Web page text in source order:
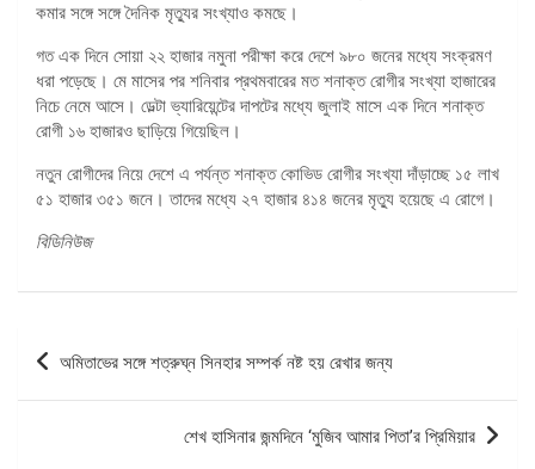
কমার সঙ্গে সঙ্গে দৈনিক মৃত্যুর সংখ্যাও কমছে।
গত এক দিনে সোয়া ২২ হাজার নমুনা পরীক্ষা করে দেশে ৯৮০ জনের মধ্যে সংক্রমণ
ধরা পড়েছে। মে মাসের পর শনিবার প্রথমবারের মত শনাক্ত রোগীর সংখ্যা হাজারের
নিচে নেমে আসে। ডেল্টা ভ্যারিয়েন্টের দাপটের মধ্যে জুলাই মাসে এক দিনে শনাক্ত
রোগী ১৬ হাজারও ছাড়িয়ে গিয়েছিল।
নতুন রোগীদের নিয়ে দেশে এ পর্যন্ত শনাক্ত কোভিড রোগীর সংখ্যা দাঁড়াচ্ছে ১৫ লাখ
৫১ হাজার ৩৫১ জনে। তাদের মধ্যে ২৭ হাজার ৪১৪ জনের মৃত্যু হয়েছে এ রোগে।
বিডিনিউজ
পোস্ট
অমিতাভের সঙ্গে শত্রুঘ্ন সিনহার সম্পর্ক নষ্ট হয় রেখার জন্য
শেখ হাসিনার জন্মদিনে ‘মুজিব আমার পিতা’র প্রিমিয়ার